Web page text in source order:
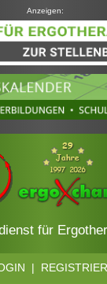
Anzeigen:
für
|